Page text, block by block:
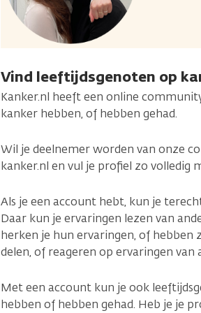
Vind leeftijdsgenoten op
Kanker.nl heeft een online
kanker hebben, of hebben gehad.
Wil je deelnemer worden van onze
kanker.nl en vul je profiel zo volledig
Als je een account hebt, kun je
Daar kun je ervaringen lezen van
herken je hun ervaringen, of hebben
delen, of reageren op ervaringen van
Met een account kun je ook
hebben of hebben gehad. Heb je je